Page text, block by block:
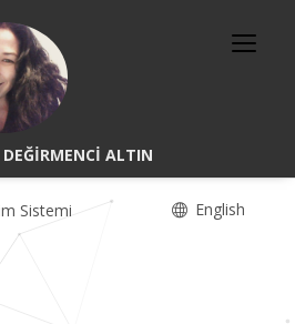
ALTIN
Sistemi English